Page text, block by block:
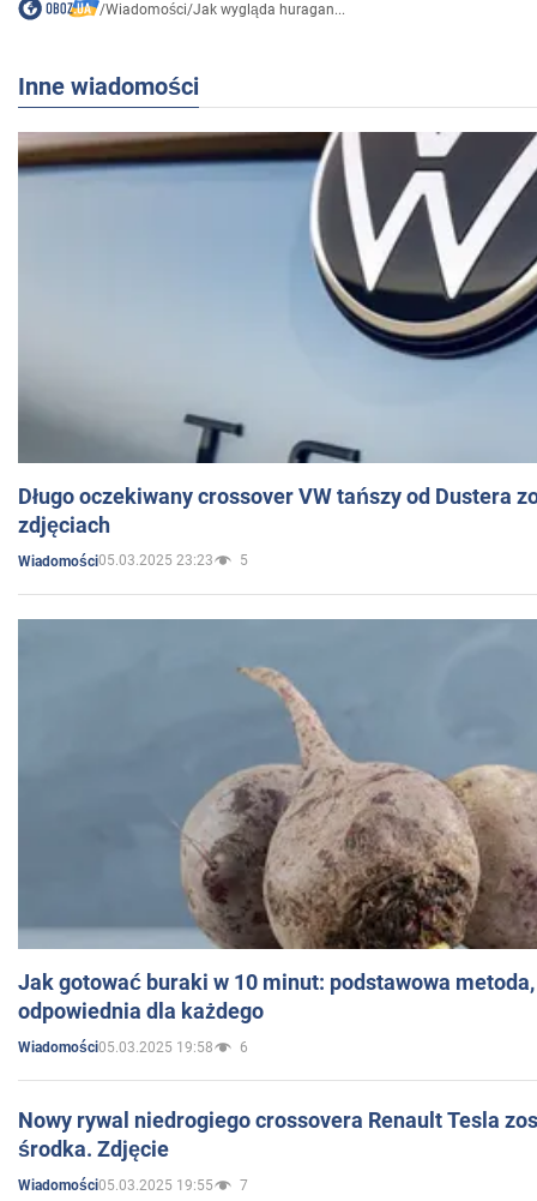
/Wiadomości/Jak wygląda huragan...
Inne wiadomości
Długo oczekiwany crossover VW tańszy od Dustera
zdjęciach
Wiadomości05.03.2025 23:23 5
Jak gotować buraki w 10 minut: podstawowa
odpowiednia dla każdego
Wiadomości05.03.2025 19:58 6
Nowy rywal niedrogiego crossovera Renault Tesla
środka. Zdjęcie
Wiadomości05.03.2025 19:55 7